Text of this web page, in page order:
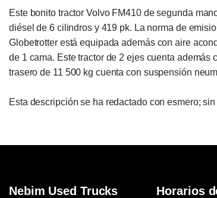
Este bonito tractor Volvo FM410 de segunda
diésel de 6 cilindros y 419 pk. La norma de
Globetrotter está equipada además con aire
de 1 cama. Este tractor de 2 ejes cuenta
trasero de 11 500 kg cuenta con suspensión
Esta descripción se ha redactado con esmero;
Nebim Used Trucks Horarios